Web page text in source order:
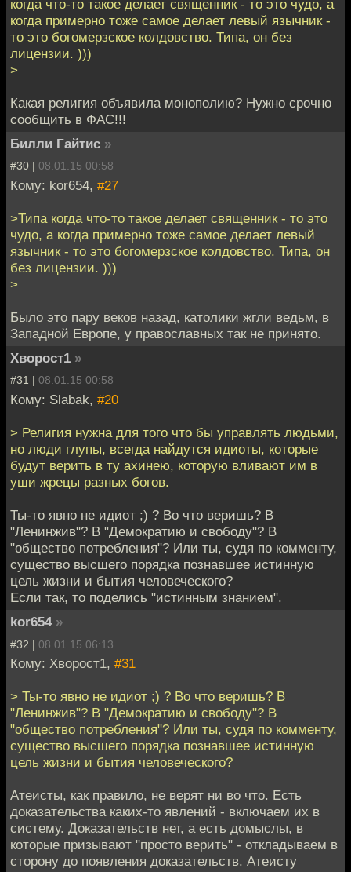
когда что-то такое делает священник - то это чудо, а
когда примерно тоже самое делает левый язычник -
то это богомерзское колдовство. Типа, он без
лицензии. )))
>
Какая религия объявила монополию? Нужно срочно
сообщить в ФАС!!!
Билли Гайтис »
#30 | 08.01.15 00:58
Кому: kor654, #27
>Типа когда что-то такое делает священник - то это
чудо, а когда примерно тоже самое делает левый
язычник - то это богомерзское колдовство. Типа, он
без лицензии. )))
>
Было это пару веков назад, католики жгли ведьм, в
Западной Европе, у православных так не принято.
Хворост1 »
#31 | 08.01.15 00:58
Кому: Slabak, #20
> Религия нужна для того что бы управлять людьми,
но люди глупы, всегда найдутся идиоты, которые
будут верить в ту ахинею, которую вливают им в
уши жрецы разных богов.
Ты-то явно не идиот ;) ? Во что веришь? В
"Ленинжив"? В "Демократию и свободу"? В
"общество потребления"? Или ты, судя по комменту,
существо высшего порядка познавшее истинную
цель жизни и бытия человеческого?
Если так, то поделись "истинным знанием".
kor654 »
#32 | 08.01.15 06:13
Кому: Хворост1, #31
> Ты-то явно не идиот ;) ? Во что веришь? В
"Ленинжив"? В "Демократию и свободу"? В
"общество потребления"? Или ты, судя по комменту,
существо высшего порядка познавшее истинную
цель жизни и бытия человеческого?
Атеисты, как правило, не верят ни во что. Есть
доказательства каких-то явлений - включаем их в
систему. Доказательств нет, а есть домыслы, в
которые призывают "просто верить" - откладываем в
сторону до появления доказательств. Атеисту